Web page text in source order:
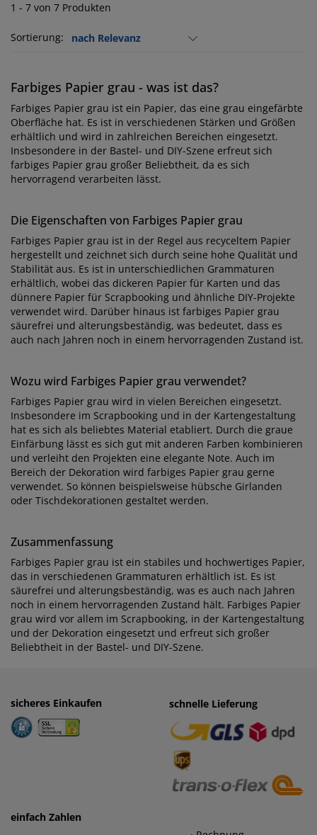
1 - 7 von 7 Produkten
Sortierung:
Farbiges Papier grau - was ist das?
Farbiges Papier grau ist ein Papier, das eine grau eingefärbte
Oberfläche hat. Es ist in verschiedenen Stärken und Größen
erhältlich und wird in zahlreichen Bereichen eingesetzt.
Insbesondere in der Bastel- und DIY-Szene erfreut sich
farbiges Papier grau großer Beliebtheit, da es sich
hervorragend verarbeiten lässt.
Die Eigenschaften von Farbiges Papier grau
Farbiges Papier grau ist in der Regel aus recyceltem Papier
hergestellt und zeichnet sich durch seine hohe Qualität und
Stabilität aus. Es ist in unterschiedlichen Grammaturen
erhältlich, wobei das dickeren Papier für Karten und das
dünnere Papier für Scrapbooking und ähnliche DIY-Projekte
verwendet wird. Darüber hinaus ist farbiges Papier grau
säurefrei und alterungsbeständig, was bedeutet, dass es
auch nach Jahren noch in einem hervorragenden Zustand ist.
Wozu wird Farbiges Papier grau verwendet?
Farbiges Papier grau wird in vielen Bereichen eingesetzt.
Insbesondere im Scrapbooking und in der Kartengestaltung
hat es sich als beliebtes Material etabliert. Durch die graue
Einfärbung lässt es sich gut mit anderen Farben kombinieren
und verleiht den Projekten eine elegante Note. Auch im
Bereich der Dekoration wird farbiges Papier grau gerne
verwendet. So können beispielsweise hübsche Girlanden
oder Tischdekorationen gestaltet werden.
Zusammenfassung
Farbiges Papier grau ist ein stabiles und hochwertiges Papier,
das in verschiedenen Grammaturen erhältlich ist. Es ist
säurefrei und alterungsbeständig, was es auch nach Jahren
noch in einem hervorragenden Zustand hält. Farbiges Papier
grau wird vor allem im Scrapbooking, in der Kartengestaltung
und der Dekoration eingesetzt und erfreut sich großer
Beliebtheit in der Bastel- und DIY-Szene.
sicheres Einkaufen einfaches Zahlen
· Rechnung
· Vorkasse
schnelle Lieferung
einfach Zahlen